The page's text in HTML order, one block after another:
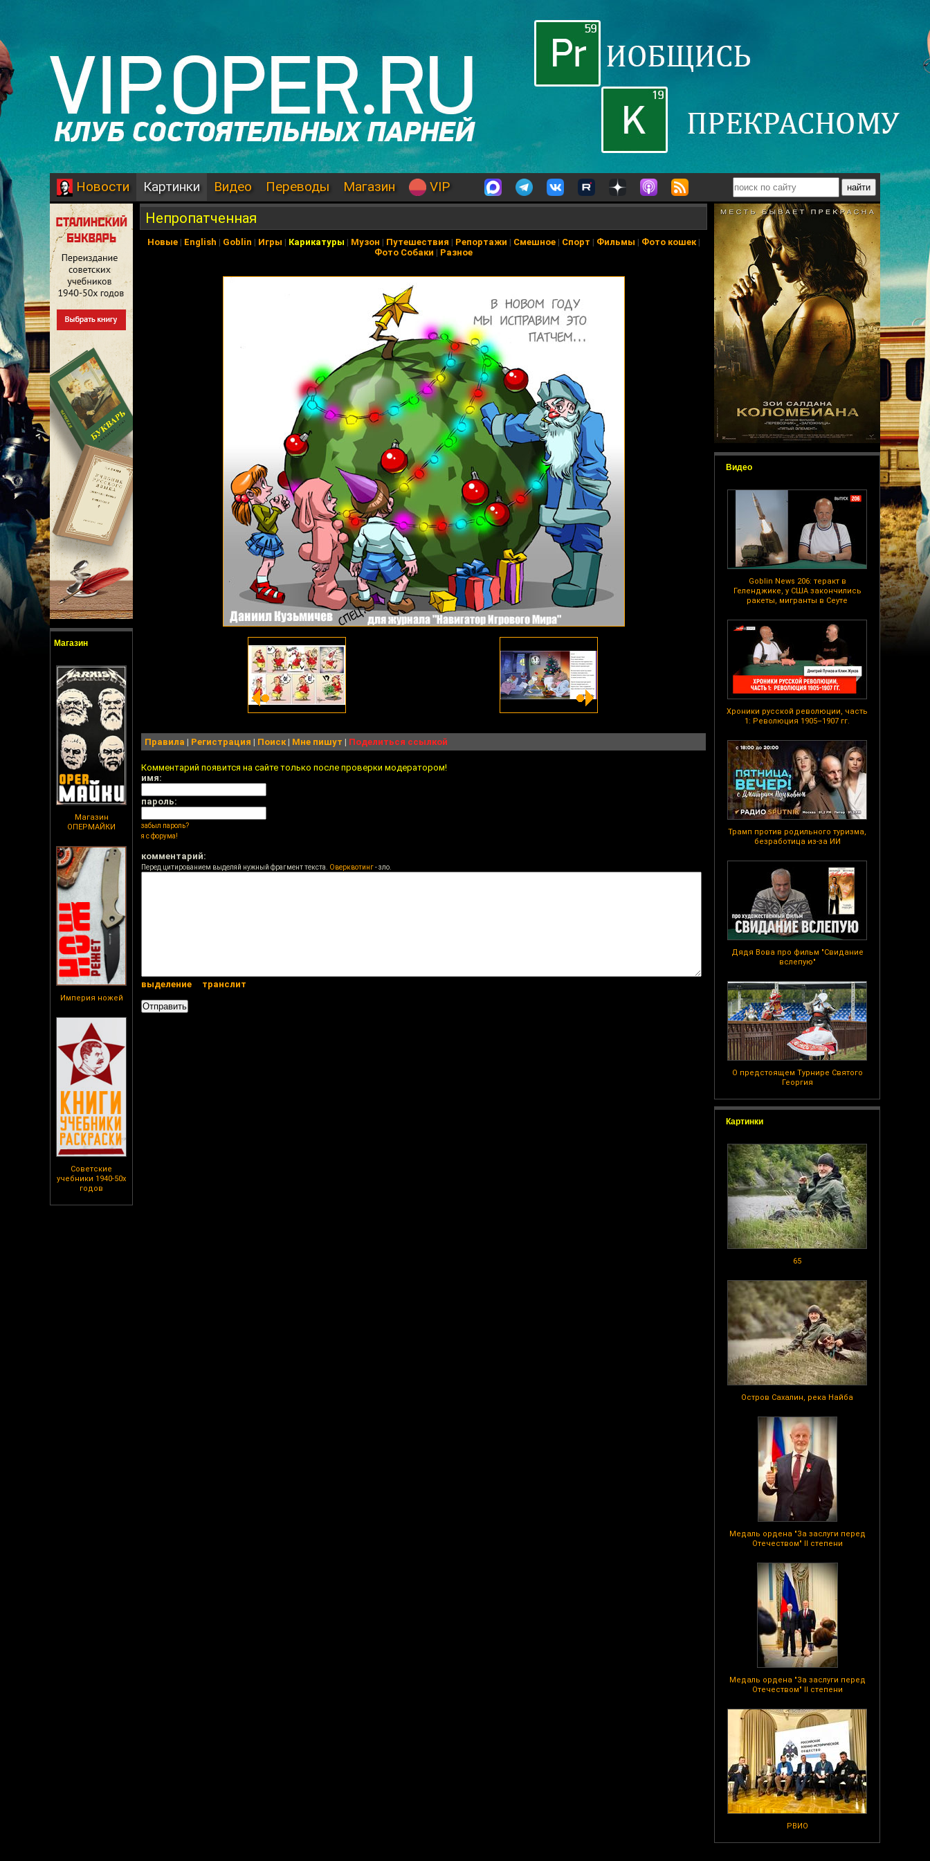
Новости Картинки Видео Переводы Магазин VIP
Магазин
Магазин
ОПЕРМАЙКИ
Империя ножей
Советские
учебники 1940-50х
годов
Видео
Goblin News 206: теракт в
Геленджике, у США закончились
ракеты, мигранты в Сеуте
Хроники русской революции, часть
1: Революция 1905–1907 гг.
Трамп против родильного туризма,
безработица из-за ИИ
Дядя Вова про фильм "Свидание
вслепую"
О предстоящем Турнире Святого
Георгия
Картинки
65
Остров Сахалин, река Найба
Медаль ордена "За заслуги перед
Отечеством" II степени
Медаль ордена "За заслуги перед
Отечеством" II степени
РВИО
Непропатченная
Новые| English | Goblin | Игры | Карикатуры | Музон | Путешествия | Репортажи | Смешное| Спорт | Фильмы | Фото кошек|
Фото Собаки | Разное
Правила | Регистрация | Поиск| Мне пишут | Поделиться ссылкой
Комментарий появится на сайте только после проверки модератором!
имя:
пароль:
забыл пароль?
я с форума!
комментарий:
Перед цитированием выделяй нужный фрагмент текста. Оверквотинг- зло.
выделение транслит